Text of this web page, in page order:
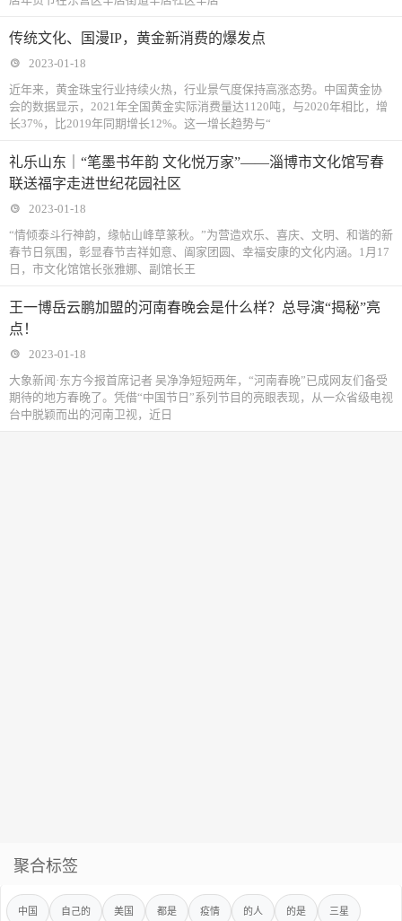
传统文化、国漫IP，黄金新消费的爆发点
2023-01-18
近年来，黄金珠宝行业持续火热，行业景气度保持高涨态势。中国黄金协
会的数据显示，2021年全国黄金实际消费量达1120吨，与2020年相比，增
长37%，比2019年同期增长12%。这一增长趋势与“
礼乐山东｜“笔墨书年韵 文化悦万家”——淄博市文化馆写春
联送福字走进世纪花园社区
2023-01-18
“情倾泰斗行神韵，缘帖山峰草篆秋。”为营造欢乐、喜庆、文明、和谐的新
春节日氛围，彰显春节吉祥如意、阖家团圆、幸福安康的文化内涵。1月17
日，市文化馆馆长张雅娜、副馆长王
王一博岳云鹏加盟的河南春晚会是什么样？总导演“揭秘”亮
点！
2023-01-18
大象新闻·东方今报首席记者 吴净净短短两年，“河南春晚”已成网友们备受
期待的地方春晚了。凭借“中国节日”系列节目的亮眼表现，从一众省级电视
台中脱颖而出的河南卫视，近日
聚合标签
中国 自己的 美国 都是 疫情 的人 的是 三星